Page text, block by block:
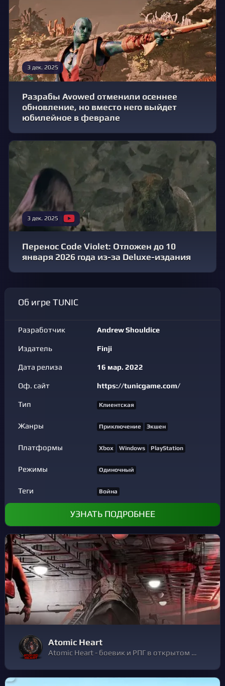
3 дек. 2025
Разрабы Avowed отменили осеннее
обновление, но вместо него выйдет
юбилейное в феврале
3 дек. 2025
Перенос Code Violet: Отложен до 10
января 2026 года из-за Deluxe-издания
Об игре TUNIC
Разработчик Andrew Shouldice
Издатель Finji
Дата релиза 16 мар. 2022
Оф. сайт https://tunicgame.com/
Тип Клиентская
Жанры Приключение Экшен
Платформы Xbox Windows PlayStation
Режимы Одиночный
Теги Война
УЗНАТЬ ПОДРОБНЕЕ
Atomic Heart
Atomic Heart - боевик и РПГ в открытом мире, действие которого разворачивается в альтернативной истории во времена расцвета СССР. Вы - оперативник КГБ, которого отправили в закрытое, секретное предприятие №3826 расследовать чрезвычайную ситуацию.